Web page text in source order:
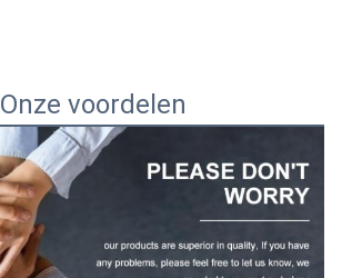
Onze voordelen